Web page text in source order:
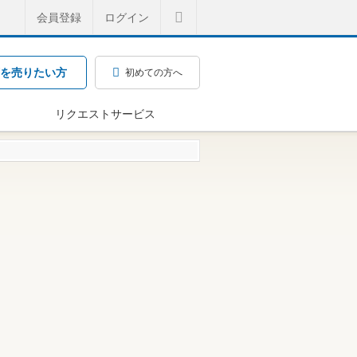
会員登録 ログイン
売りたい方 初めての方へ
リクエストサービス